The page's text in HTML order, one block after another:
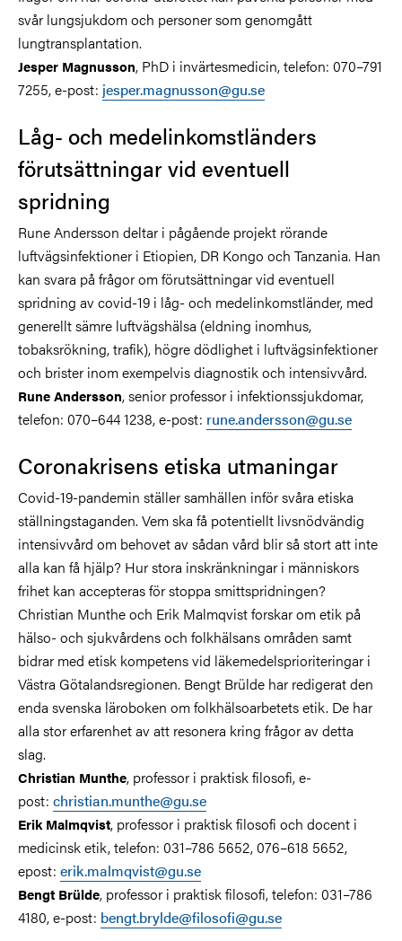
svår lungsjukdom och personer som genomgått
lungtransplantation.
Jesper Magnusson, PhD i invärtesmedicin, telefon: 070–791
7255, e-post: jesper.magnusson@gu.se
Låg- och medelinkomstländers
förutsättningar vid eventuell
spridning
Rune Andersson deltar i pågående projekt rörande
luftvägsinfektioner i Etiopien, DR Kongo och Tanzania. Han
kan svara på frågor om förutsättningar vid eventuell
spridning av covid-19 i låg- och medelinkomstländer, med
generellt sämre luftvägshälsa (eldning inomhus,
tobaksrökning, trafik), högre dödlighet i luftvägsinfektioner
och brister inom exempelvis diagnostik och intensivvård.
Rune Andersson, senior professor i infektionssjukdomar,
telefon: 070–644 1238, e-post: rune.andersson@gu.se
Coronakrisens etiska utmaningar
Covid-19-pandemin ställer samhällen inför svåra etiska
ställningstaganden. Vem ska få potentiellt livsnödvändig
intensivvård om behovet av sådan vård blir så stort att inte
alla kan få hjälp? Hur stora inskränkningar i människors
frihet kan accepteras för stoppa smittspridningen?
Christian Munthe och Erik Malmqvist forskar om etik på
hälso- och sjukvårdens och folkhälsans områden samt
bidrar med etisk kompetens vid läkemedelsprioriteringar i
Västra Götalandsregionen. Bengt Brülde har redigerat den
enda svenska läroboken om folkhälsoarbetets etik. De har
alla stor erfarenhet av att resonera kring frågor av detta
slag.
Christian Munthe, professor i praktisk filosofi, e-
post: christian.munthe@gu.se
Erik Malmqvist, professor i praktisk filosofi och docent i
medicinsk etik, telefon: 031–786 5652, 076–618 5652,
epost: erik.malmqvist@gu.se
Bengt Brülde, professor i praktisk filosofi, telefon: 031–786
4180, e-post: bengt.brylde@filosofi@gu.se